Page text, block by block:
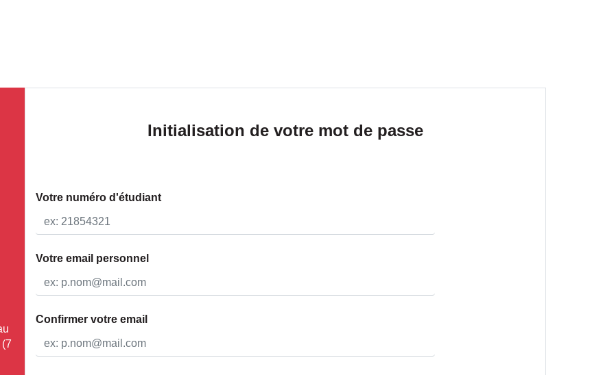
Initialisation de votre mot de passe
Votre numéro d'étudiant
Votre email personnel
Confirmer votre email